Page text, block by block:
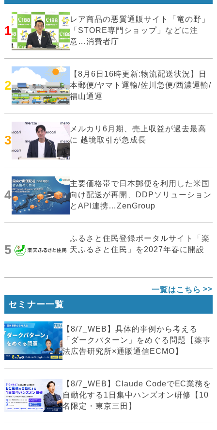
1
レア商品の悪質通販サイト「竜の野」
「STORE専門ショップ」などに注
意…消費者庁
2
【8月6日16時更新:物流配送状況】日
本郵便/ヤマト運輸/佐川急便/西濃運輸/
福山通運
3
メルカリ6月期、売上収益が過去最高
に 越境取引が急成長
4
主要価格帯で日本郵便を利用した米国
向け配送が再開、DDPソリューション
とAPI連携…ZenGroup
5
ふるさと住民登録ポータルサイト「楽
天ふるさと住民」を2027年春に開設
一覧はこちら
セミナー一覧
【8/7_WEB】具体的事例から考える
「ダークパターン」をめぐる問題【薬事
法広告研究所×通販通信ECMO】
【8/7_WEB】Claude CodeでEC業務を
自動化する1日集中ハンズオン研修【10
名限定・東京三田】